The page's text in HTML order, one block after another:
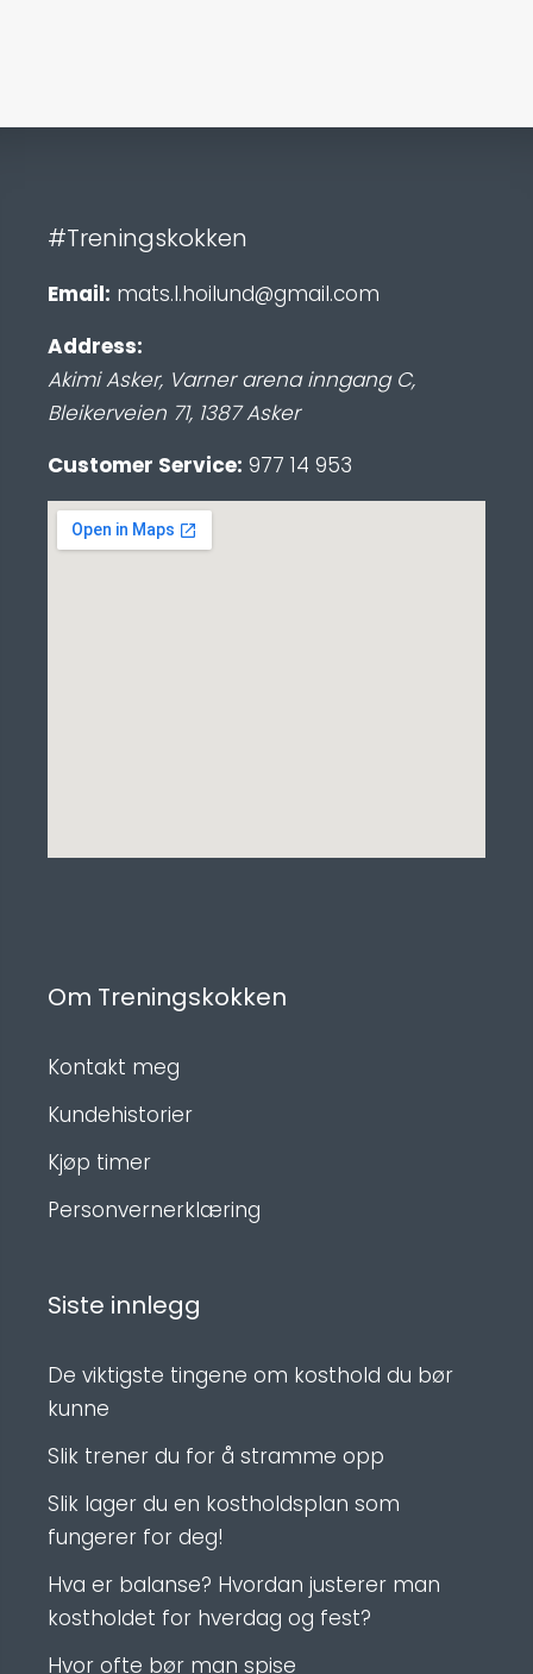
#Treningskokken
Email: mats.l.hoilund@gmail.com
Address:
Akimi Asker, Varner arena inngang C,
Bleikerveien 71, 1387 Asker
Customer Service: 977 14 953
Om Treningskokken
Kontakt meg
Kundehistorier
Kjøp timer
Personvernerklæring
Siste innlegg
De viktigste tingene om kosthold du bør
kunne
Slik trener du for å stramme opp
Slik lager du en kostholdsplan som
fungerer for deg!
Hva er balanse? Hvordan justerer man
kostholdet for hverdag og fest?
Hvor ofte bør man spise